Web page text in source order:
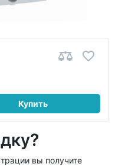
Купить
вы получите